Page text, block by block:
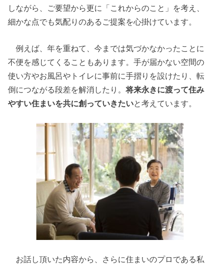
しながら、ご要望から更に「これからのこと」を考え、
細かな点でも気配りのあるご提案を心掛けています。
例えば、年を重ねて、今までは気づかなかったことに
不便を感じてくることもあります。手が届かない空間の
使い方やお風呂やトイレに事前に手摺りを設けたり、転
倒につながる段差を解消したり。将来永きに渡って住み
やすい住まいを共に創っていきたいと考えています。
お話し頂いた内容から、さらに住まいのプロである私